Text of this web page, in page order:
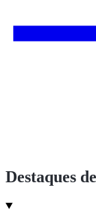
Destaques